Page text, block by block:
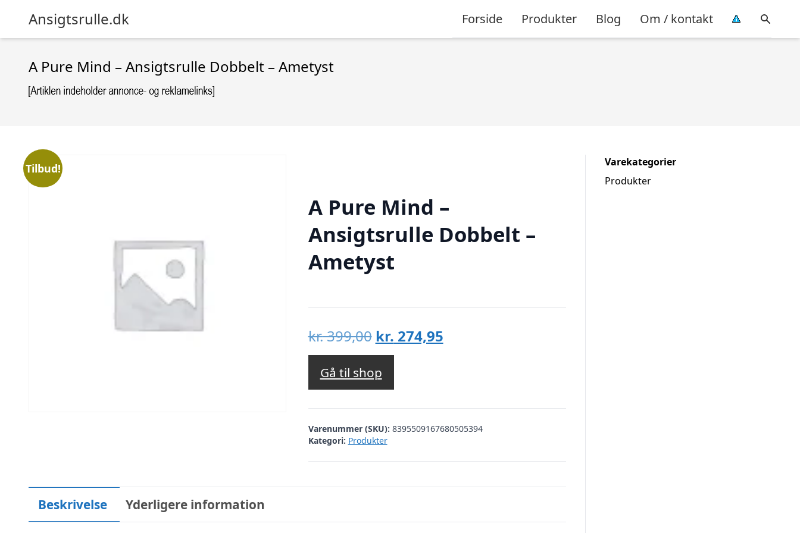
Ansigtsrulle.dk Forside Produkter Blog Om / kontakt
A Pure Mind – Ansigtsrulle Dobbelt – Ametyst
Tilbud!
A Pure Mind –
Ansigtsrulle Dobbelt –
Ametyst
kr.399,00 Den
oprindelige
pris
var:
kr. 399,00.
kr. 274,95Den
kr. 274,95.
Gå til shop
Varenummer (SKU): 8395509167680505394
Kategori: Produkter
Beskrivelse Yderligere information
Varekategorier
Produkter